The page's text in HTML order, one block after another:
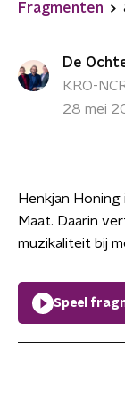
Fragmenten
De
KRO-
28 mei
Henkjan
Maat. Daarin
muzikaliteit bij
Speel